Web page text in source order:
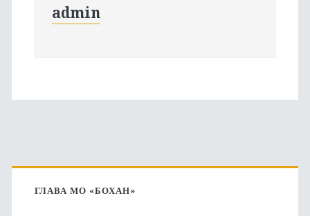
admin
Основная
боковая
ГЛАВА МО «БОХАН»